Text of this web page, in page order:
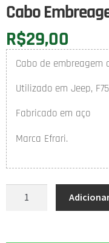
Cabo
R$29,00
Cabo de embreagem
Utilizado em Jeep,
Fabricado em aço
Marca Efrari.